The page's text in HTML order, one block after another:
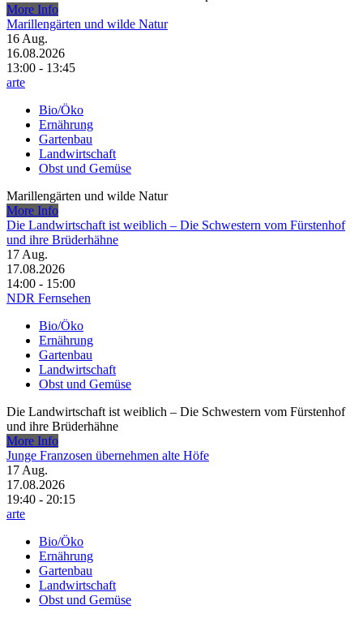
More Info
Marillengärten und wilde Natur
16 Aug.
16.08.2026
13:00 - 13:45
arte
Bio/Öko
Ernährung
Gartenbau
Landwirtschaft
Obst und Gemüse
Marillengärten und wilde Natur
More Info
Die Landwirtschaft ist weiblich – Die Schwestern vom Fürstenhof
und ihre Brüderhähne
17 Aug.
17.08.2026
14:00 - 15:00
NDR Fernsehen
Bio/Öko
Ernährung
Gartenbau
Landwirtschaft
Obst und Gemüse
Die Landwirtschaft ist weiblich – Die Schwestern vom Fürstenhof
und ihre Brüderhähne
More Info
Junge Franzosen übernehmen alte Höfe
17 Aug.
17.08.2026
19:40 - 20:15
arte
Bio/Öko
Ernährung
Gartenbau
Landwirtschaft
Obst und Gemüse